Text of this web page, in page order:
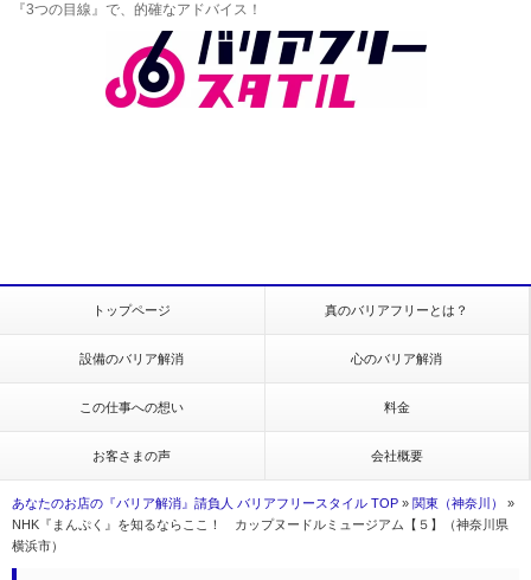
『3つの目線』で、的確なアドバイス！
トップページ 真のバリアフリーとは？
設備のバリア解消 心のバリア解消
この仕事への想い 料金
お客さまの声 会社概要
あなたのお店の『バリア解消』請負人 バリアフリースタイル TOP » 関東（神奈川）
»
NHK『まんぷく』を知るならここ！ カップヌードルミュージアム【５】（神奈川県
横浜市）